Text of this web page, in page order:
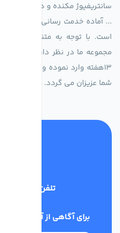
سانتریفیوژ مکنده و دمنده
... آماده خدمت رسانی به شرکت
است. با توجه به متنوع بودن فن
مجموعه ما در نظر دارد
13هفته وارد نموده و این عمر
شما عزیزان می گردد.
تلفن پشتیبانی
برای آگاهی از آخرین